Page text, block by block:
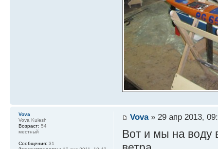
Vova» 29 апр 2013,
Вот и мы на воду
Vova
Vova Kulesh
Возраст: 54
местный
Сообщения: 31